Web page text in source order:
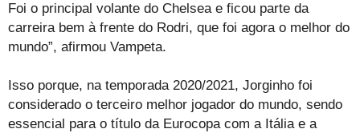
Foi o principal volante do Chelsea e ficou parte da
carreira bem à frente do Rodri, que foi agora o melhor do
mundo”, afirmou Vampeta.
Isso porque, na temporada 2020/2021, Jorginho foi
considerado o terceiro melhor jogador do mundo, sendo
essencial para o título da Eurocopa com a Itália e a